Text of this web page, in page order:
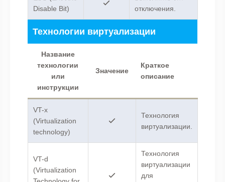
Disable Bit)
отключения.
Технологии виртуализации
Название
технологии
или
инструкции
Значение
Краткое
описание
VT-x
(Virtualization
technology)
Технология
виртуализации.
VT-d
(Virtualization
Технология
виртуализации
для